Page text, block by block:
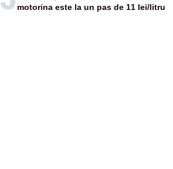
motorina este la un pas de 11 lei/litru